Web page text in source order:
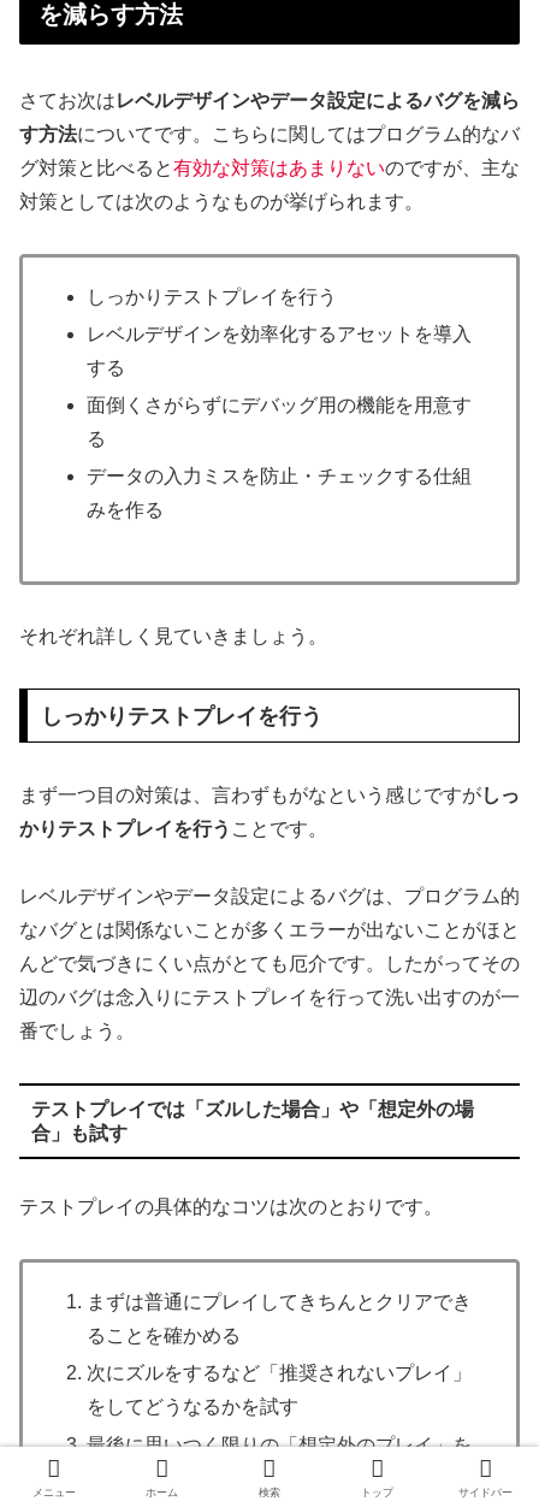
を減らす方法
さてお次はレベルデザインやデータ設定によるバグを減ら
す方法についてです。こちらに関してはプログラム的なバ
グ対策と比べると有効な対策はあまりないのですが、主な
対策としては次のようなものが挙げられます。
しっかりテストプレイを行う
レベルデザインを効率化するアセットを導入
する
面倒くさがらずにデバッグ用の機能を用意す
る
データの入力ミスを防止・チェックする仕組
みを作る
それぞれ詳しく見ていきましょう。
しっかりテストプレイを行う
まず一つ目の対策は、言わずもがなという感じですがしっ
かりテストプレイを行う ことです。
レベルデザインやデータ設定によるバグは、プログラム的
なバグとは関係ないことが多くエラーが出ないことがほと
んどで気づきにくい点がとても厄介です。したがってその
辺のバグは念入りにテストプレイを行って洗い出すのが一
番でしょう。
テストプレイでは「ズルした場合」や「想定外の場
合」も試す
テストプレイの具体的なコツは次のとおりです。
まずは普通にプレイしてきちんとクリアでき
ることを確かめる
次にズルをするなど「推奨されないプレイ」
をしてどうなるかを試す
最後に思いつく限りの「想定外のプレイ」を
してどうなるかを試す
メニュー ホーム 検索 トップ サイドバー